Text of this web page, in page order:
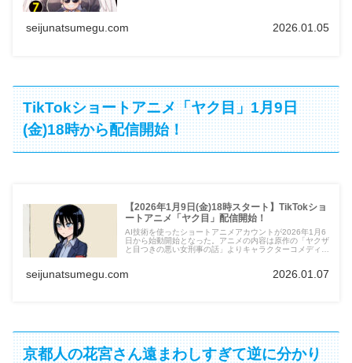
seijunatsumegu.com 2026.01.05
TikTokショートアニメ「ヤク目」1月9日
(金)18時から配信開始！
【2026年1月9日(金)18時スタート】TikTokショ
ートアニメ「ヤク目」配信開始！
AI技術を使ったショートアニメアカウントが2026年1月6
日から始動開始となった。アニメの内容は原作の「ヤクザ
と目つきの悪い女刑事の話」よりキャラクターコメディ感
seijunatsumegu.com 2026.01.07
京都人の花宮さん遠まわしすぎて逆に分かり